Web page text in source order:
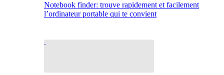
Notebook finder: trouve rapidement et facilement
l’ordinateur portable qui te convient